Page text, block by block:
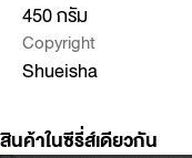
450 กรัม
Copyright
Shueisha
สินค้าในซีรี่ส์เดียวกัน